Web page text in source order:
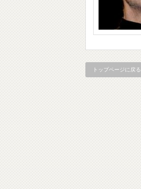
トップページに戻る